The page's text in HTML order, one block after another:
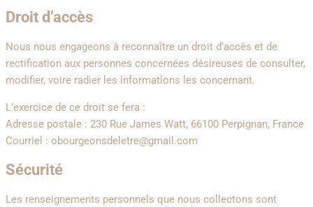
Droit d’accès
Nous nous engageons à reconnaître un droit d’accès et de
rectification aux personnes concernées désireuses de consulter,
modifier, voire radier les informations les concernant.
L’exercice de ce droit se fera :
Adresse postale : 230 Rue James Watt, 66100 Perpignan, France
Courriel : obourgeonsdeletre@gmail.com
Sécurité
Les renseignements personnels que nous collectons sont